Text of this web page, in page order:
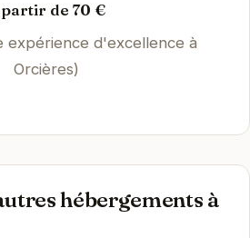
partir de 70 €
expérience d'excellence à
Orcières)
hébergements à